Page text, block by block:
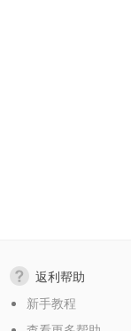
返利帮助
新手教程